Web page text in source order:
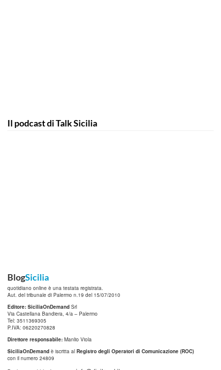
Il podcast di Talk Sicilia
BlogSicilia
quotidiano online è una testata registrata.
Aut. del tribunale di Palermo n.19 del 15/07/2010
Editore: SiciliaOnDemand Srl
Via Castellana Bandiera, 4/a – Palermo
Tel: 3511369305
P.IVA: 06220270828
Direttore responsabile: Manlio Viola
SiciliaOnDemand è iscritta al Registro degli Operatori di Comunicazione (ROC)
con il numero 24809